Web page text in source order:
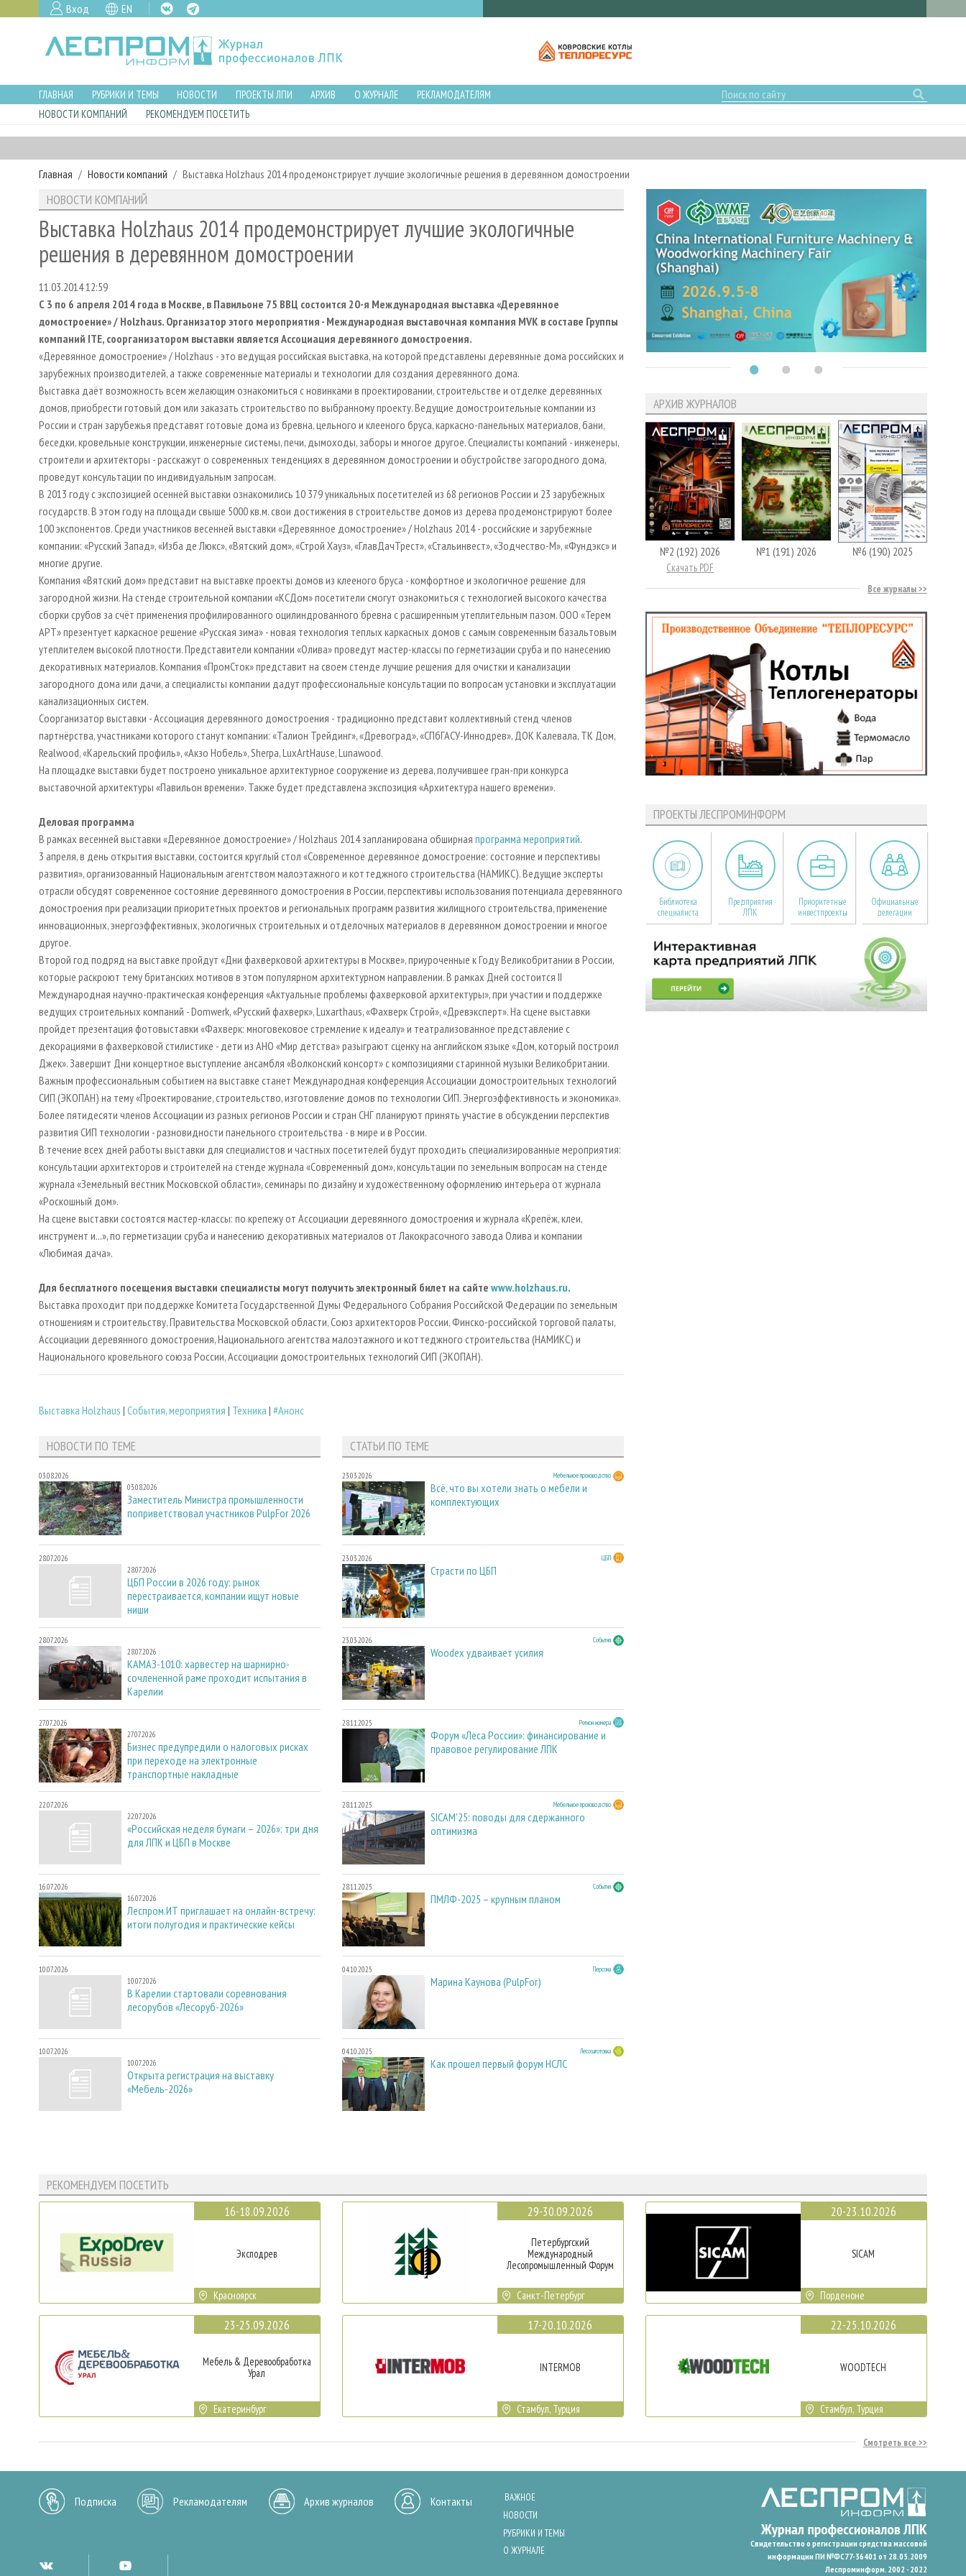
Вход EN
ГЛАВНАЯ РУБРИКИ И ТЕМЫ НОВОСТИ ПРОЕКТЫ ЛПИ АРХИВ О ЖУРНАЛЕ
РЕКЛАМОДАТЕЛЯМ
НОВОСТИ КОМПАНИЙ
РЕКОМЕНДУЕМ ПОСЕТИТЬ
Главная Новости компаний Выставка Holzhaus 2014 продемонстрирует лучшие экологичные решения в деревянном домостроении
НОВОСТИ КОМПАНИЙ
Выставка Holzhaus 2014 продемонстрирует лучшие экологичные
решения в деревянном домостроении
11.03.2014 12:59
С 3 по 6 апреля 2014 года в Москве, в Павильоне 75 ВВЦ состоится 20-я Международная выставка «Деревянное
домостроение» / Holzhaus. Организатор этого мероприятия - Международная выставочная компания MVK в составе Группы
компаний ITE, соорганизатором выставки является Ассоциация деревянного домостроения.
«Деревянное домостроение» / Holzhaus - это ведущая российская выставка, на которой представлены деревянные дома российских и
зарубежных производителей, а также современные материалы и технологии для создания деревянного дома.
Выставка даёт возможность всем желающим ознакомиться с новинками в проектировании, строительстве и отделке деревянных
домов, приобрести готовый дом или заказать строительство по выбранному проекту. Ведущие домостроительные компании из
России и стран зарубежья представят готовые дома из бревна, цельного и клееного бруса, каркасно-панельных материалов, бани,
беседки, кровельные конструкции, инженерные системы, печи, дымоходы, заборы и многое другое. Специалисты компаний - инженеры,
строители и архитекторы - расскажут о современных тенденциях в деревянном домостроении и обустройстве загородного дома,
проведут консультации по индивидуальным запросам.
В 2013 году с экспозицией осенней выставки ознакомились 10 379 уникальных посетителей из 68 регионов России и 23 зарубежных
государств. В этом году на площади свыше 5000 кв.м. свои достижения в строительстве домов из дерева продемонстрируют более
100 экспонентов. Среди участников весенней выставки «Деревянное домостроение» / Holzhaus 2014 - российские и зарубежные
компании: «Русский Запад», «Изба де Люкс», «Вятский дом», «Строй Хауз», «ГлавДачТрест», «Стальинвест», «Зодчество-М», «Фундэкс» и
многие другие.
Компания «Вятский дом» представит на выставке проекты домов из клееного бруса - комфортное и экологичное решение для
загородной жизни. На стенде строительной компании «КСДом» посетители смогут ознакомиться с технологией высокого качества
сборки срубов за счёт применения профилированного оцилиндрованного бревна с расширенным утеплительным пазом. ООО «Терем
АРТ» презентует каркасное решение «Русская зима» - новая технология теплых каркасных домов с самым современным базальтовым
утеплителем высокой плотности. Представители компании «Олива» проведут мастер-классы по герметизации сруба и по нанесению
декоративных материалов. Компания «ПромСток» представит на своем стенде лучшие решения для очистки и канализации
загородного дома или дачи, а специалисты компании дадут профессиональные консультации по вопросам установки и эксплуатации
канализационных систем.
Соорганизатор выставки - Ассоциация деревянного домостроения - традиционно представит коллективный стенд членов
партнёрства, участниками которого станут компании: «Талион Трейдинг», «Древоград», «СПбГАСУ-Иннодрев», ДОК Калевала, ТК Дом,
Realwood, «Карельский профиль», «Акзо Нобель», Sherpa, LuxArtHause, Lunawood.
На площадке выставки будет построено уникальное архитектурное сооружение из дерева, получившее гран-при конкурса
выставочной архитектуры «Павильон времени». Также будет представлена экспозиция «Архитектура нашего времени».
Деловая программа
В рамках весенней выставки «Деревянное домостроение» / Holzhaus 2014 запланирована обширная программа мероприятий.
3 апреля, в день открытия выставки, состоится круглый стол «Современное деревянное домостроение: состояние и перспективы
развития», организованный Национальным агентством малоэтажного и коттеджного строительства (НАМИКС). Ведущие эксперты
отрасли обсудят современное состояние деревянного домостроения в России, перспективы использования потенциала деревянного
домостроения при реализации приоритетных проектов и региональных программ развития жилищного строительства, применение
инновационных, энергоэффективных, экологичных строительных и отделочных материалов в деревянном домостроении и многое
другое.
Второй год подряд на выставке пройдут «Дни фахверковой архитектуры в Москве», приуроченные к Году Великобритании в России,
которые раскроют тему британских мотивов в этом популярном архитектурном направлении. В рамках Дней состоится II
Международная научно-практическая конференция «Актуальные проблемы фахверковой архитектуры», при участии и поддержке
ведущих строительных компаний - Domwerk, «Русский фахверк», Luxarthaus, «Фахверк Строй», «Древэксперт». На сцене выставки
пройдет презентация фотовыставки «Фахверк: многовековое стремление к идеалу» и театрализованное представление с
декорациями в фахверковой стилистике - дети из АНО «Мир детства» разыграют сценку на английском языке «Дом, который построил
Джек». Завершит Дни концертное выступление ансамбля «Волконский консорт» с композициями старинной музыки Великобритании.
Важным профессиональным событием на выставке станет Международная конференция Ассоциации домостроительных технологий
СИП (ЭКОПАН) на тему «Проектирование, строительство, изготовление домов по технологии СИП. Энергоэффективность и экономика».
Более пятидесяти членов Ассоциации из разных регионов России и стран СНГ планируют принять участие в обсуждении перспектив
развития СИП технологии - разновидности панельного строительства - в мире и в России.
В течение всех дней работы выставки для специалистов и частных посетителей будут проходить специализированные мероприятия:
консультации архитекторов и строителей на стенде журнала «Современный дом», консультации по земельным вопросам на стенде
журнала «Земельный вестник Московской области», семинары по дизайну и художественному оформлению интерьера от журнала
«Роскошный дом».
На сцене выставки состоятся мастер-классы: по крепежу от Ассоциации деревянного домостроения и журнала «Крепёж, клеи,
инструмент и...», по герметизации сруба и нанесению декоративных материалов от Лакокрасочного завода Олива и компании
«Любимая дача».
Для бесплатного посещения выставки специалисты могут получить электронный билет на сайте www.holzhaus.ru.
Выставка проходит при поддержке Комитета Государственной Думы Федерального Собрания Российской Федерации по земельным
отношениям и строительству, Правительства Московской области, Союз архитекторов России, Финско-российской торговой палаты,
Ассоциации деревянного домостроения, Национального агентства малоэтажного и коттеджного строительства (НАМИКС) и
Национального кровельного союза России, Ассоциации домостроительных технологий СИП (ЭКОПАН).
Выставка Holzhaus | События, мероприятия | Техника | #Анонс
НОВОСТИ ПО ТЕМЕ
03.08.2026
03.08.2026
Заместитель Министра промышленности
поприветствовал участников PulpFor 2026
28.07.2026
28.07.2026
ЦБП России в 2026 году: рынок
перестраивается, компании ищут новые
ниши
28.07.2026
28.07.2026
КАМАЗ-1010: харвестер на шарнирно-
сочлененной раме проходит испытания в
Карелии
27.07.2026
27.07.2026
Бизнес предупредили о налоговых рисках
при переходе на электронные
транспортные накладные
22.07.2026
22.07.2026
«Российская неделя бумаги – 2026»: три дня
для ЛПК и ЦБП в Москве
16.07.2026
16.07.2026
Леспром.ИТ приглашает на онлайн-встречу:
итоги полугодия и практические кейсы
10.07.2026
10.07.2026
В Карелии стартовали соревнования
лесорубов «Лесоруб-2026»
10.07.2026
10.07.2026
Открыта регистрация на выставку
«Мебель-2026»
СТАТЬИ ПО ТЕМЕ
23.03.2026 Мебельное производство
Всё, что вы хотели знать о мебели и
комплектующих
23.03.2026 ЦБП
Страсти по ЦБП
23.03.2026 События
Woodex удваивает усилия
28.11.2025 Регион номера
Форум «Леса России»: финансирование и
правовое регулирование ЛПК
28.11.2025 Мебельное производство
SICAM'25: поводы для сдержанного
оптимизма
28.11.2025 События
ПМЛФ-2025 – крупным планом
04.10.2025 Персона
Марина Каунова (PulpFor)
04.10.2025 Лесозаготовка
Как прошел первый форум НСЛС
АРХИВ ЖУРНАЛОВ
№2 (192) 2026
Скачать PDF
№1 (191) 2026 №6 (190) 2025
Все журналы
ПРОЕКТЫ ЛЕСПРОМИНФОРМ
Библиотека
специалиста
Предприятия
ЛПК
Приоритетные
инвестпроекты
Официальные
делегации
РЕКОМЕНДУЕМ ПОСЕТИТЬ
16-18.09.2026
Эксподрев
Красноярск
23-25.09.2026
Мебель & Деревообработка
Урал
Екатеринбург
29-30.09.2026
Петербургский
Международный
Лесопромышленный Форум
Санкт-Петербург
17-20.10.2026
INTERMOB
Стамбул, Турция
20-23.10.2026
SICAM
Порденоне
22-25.10.2026
WOODTECH
Стамбул, Турция
Смотреть все
Подписка Рекламодателям Архив журналов Контакты
ВАЖНОЕ
НОВОСТИ
РУБРИКИ И ТЕМЫ
О ЖУРНАЛЕ
Свидетельство о регистрации средства массовой
информации ПИ №ФС77-36401 от 28.05.2009
Леспроминформ. 2002 - 2022